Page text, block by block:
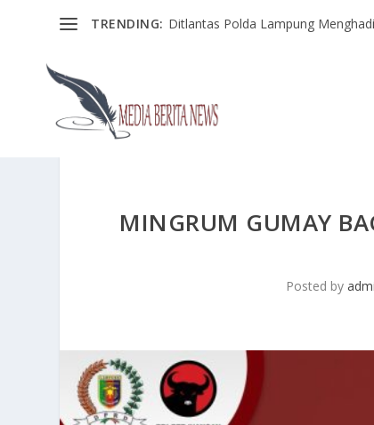
TRENDING: Ditlantas Polda Lampung
MINGRUM GUMAY
Posted by